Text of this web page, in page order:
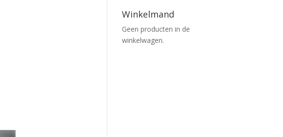
Winkelmand
Geen producten in de
winkelwagen.